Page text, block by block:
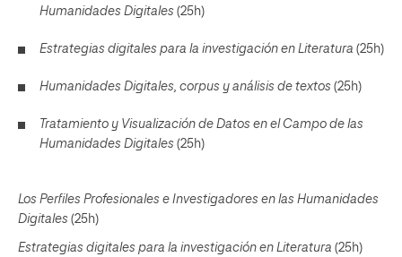
Humanidades Digitales (25h)
Estrategias digitales para la investigación en Literatura (25h)
Humanidades Digitales, corpus y análisis de textos (25h)
Tratamiento y Visualización de Datos en el Campo de las
Humanidades Digitales (25h)
Los Perfiles Profesionales e Investigadores en las Humanidades
Digitales (25h)
Estrategias digitales para la investigación en Literatura (25h)